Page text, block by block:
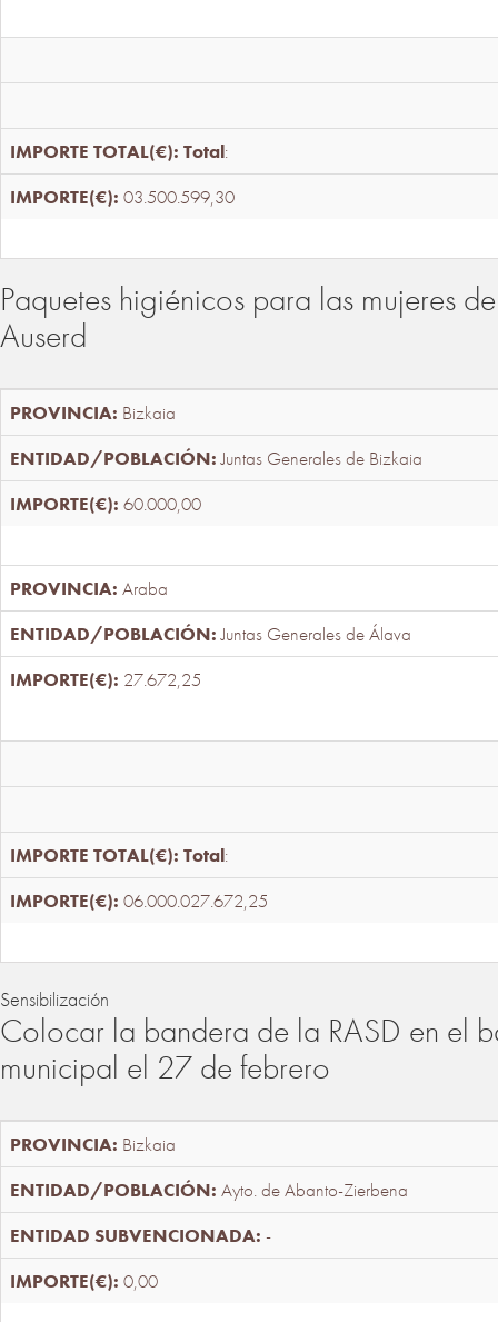
Total:
03.500.599,30
Paquetes higiénicos para las mujeres
Auserd
Bizkaia
Juntas Generales de Bizkaia
60.000,00
Araba
Juntas Generales de Álava
27.672,25
Total:
06.000.027.672,25
Sensibilización
Colocar la bandera de la RASD en el
municipal el 27 de febrero
Bizkaia
Ayto. de Abanto-Zierbena
-
0,00